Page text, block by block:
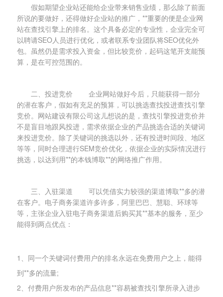
假如期望企业站还能给企业带来销售业绩，那么除了前面
所说的要做好，还得做好企业站的推广，**重要的便是企业网
站在查找引擎上的排名。这个具备必定的专业性，企业完全可
以聘请SEO人员进行优化，或者联系专业团队将SEO优化外
包。虽然仍是需求投入资金，但比较竞价，起码这笔开支能预
算，是在可控范围的。
二、投进竞价 企业网站做好今后，只能获得一部分
的潜在客户，假如有充足的预算，可以挑选查找投进查找引擎
竞价。网站建设有限公司这儿想说的是，查找引擎投进竞价并
不是盲目地跟风投进，需求依据企业的产品挑选合适的关键词
来投进竞价。除了关键词的挑选以外，还有投进时间段、地区
等等，同时合理进行SEM竞价优化，依据企业的实际情况进行
挑选，以达到用**的本钱博取**的网络推广作用。
三、入驻渠道 可以凭借实力较强的渠道博取**多的潜
在客户。电子商务渠道许多许多，阿里巴巴、慧聪、环球等
等，主张企业入驻电子商务渠道后购买其**基本的服务，至少
能得到两点优点：
1、同一个关键词付费用户的排名永远在免费用户之上，能得
到**多的流量;
2、付费用户所发布的产品信息**容易被查找引擎所录入进步